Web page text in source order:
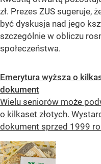
zł. Prezes ZUS sugeruje,
być dyskusja nad jego
szczególnie w obliczu
społeczeństwa.
Emerytura wyższa o
dokument
Wielu seniorów może
o kilkaset złotych.
dokument sprzed 1999